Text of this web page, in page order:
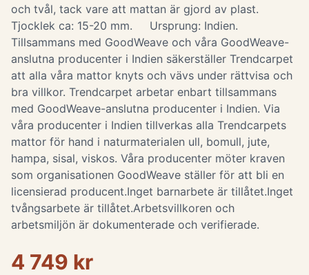
och tvål, tack vare att mattan är gjord av plast.
Tjocklek ca: 15-20 mm. Ursprung: Indien.
Tillsammans med GoodWeave och våra GoodWeave-
anslutna producenter i Indien säkerställer Trendcarpet
att alla våra mattor knyts och vävs under rättvisa och
bra villkor. Trendcarpet arbetar enbart tillsammans
med GoodWeave-anslutna producenter i Indien. Via
våra producenter i Indien tillverkas alla Trendcarpets
mattor för hand i naturmaterialen ull, bomull, jute,
hampa, sisal, viskos. Våra producenter möter kraven
som organisationen GoodWeave ställer för att bli en
licensierad producent.Inget barnarbete är tillåtet.Inget
tvångsarbete är tillåtet.Arbetsvillkoren och
arbetsmiljön är dokumenterade och verifierade.
4 749 kr